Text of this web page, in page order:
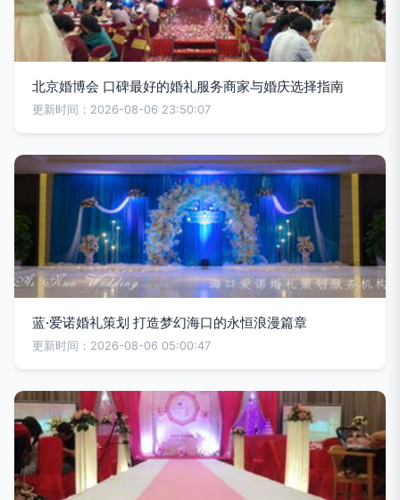
北京婚博会 口碑最好的婚礼服务商家与婚庆选择指南
更新时间：2026-08-06 23:50:07
蓝·爱诺婚礼策划 打造梦幻海口的永恒浪漫篇章
更新时间：2026-08-06 05:00:47